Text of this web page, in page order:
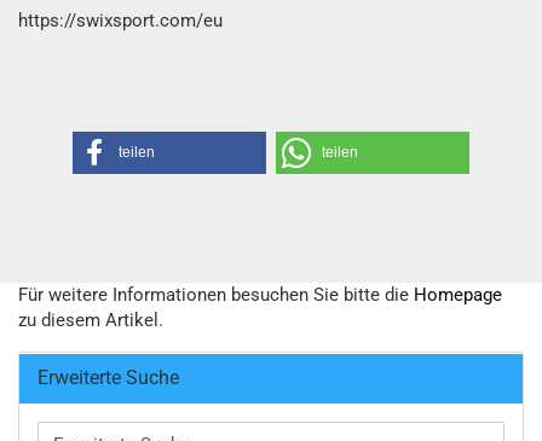
https://swixsport.com/eu
teilen teilen
Für weitere Informationen besuchen Sie bitte die Homepage
zu diesem Artikel.
Erweiterte Suche
Erweiterte